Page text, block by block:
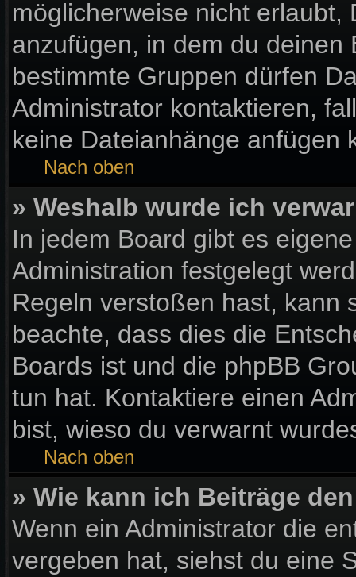
möglicherweise nicht
anzufügen, in dem du
bestimmte Gruppen dürfen
Administrator kontaktieren,
keine Dateianhänge anfügen
Nach oben
» Weshalb wurde ich
In jedem Board gibt es
Administration festgelegt
Regeln verstoßen hast, kann
beachte, dass dies die
Boards ist und die phpBB
tun hat. Kontaktiere einen
bist, wieso du verwarnt
Nach oben
» Wie kann ich Beiträge
Wenn ein Administrator die
vergeben hat, siehst du eine